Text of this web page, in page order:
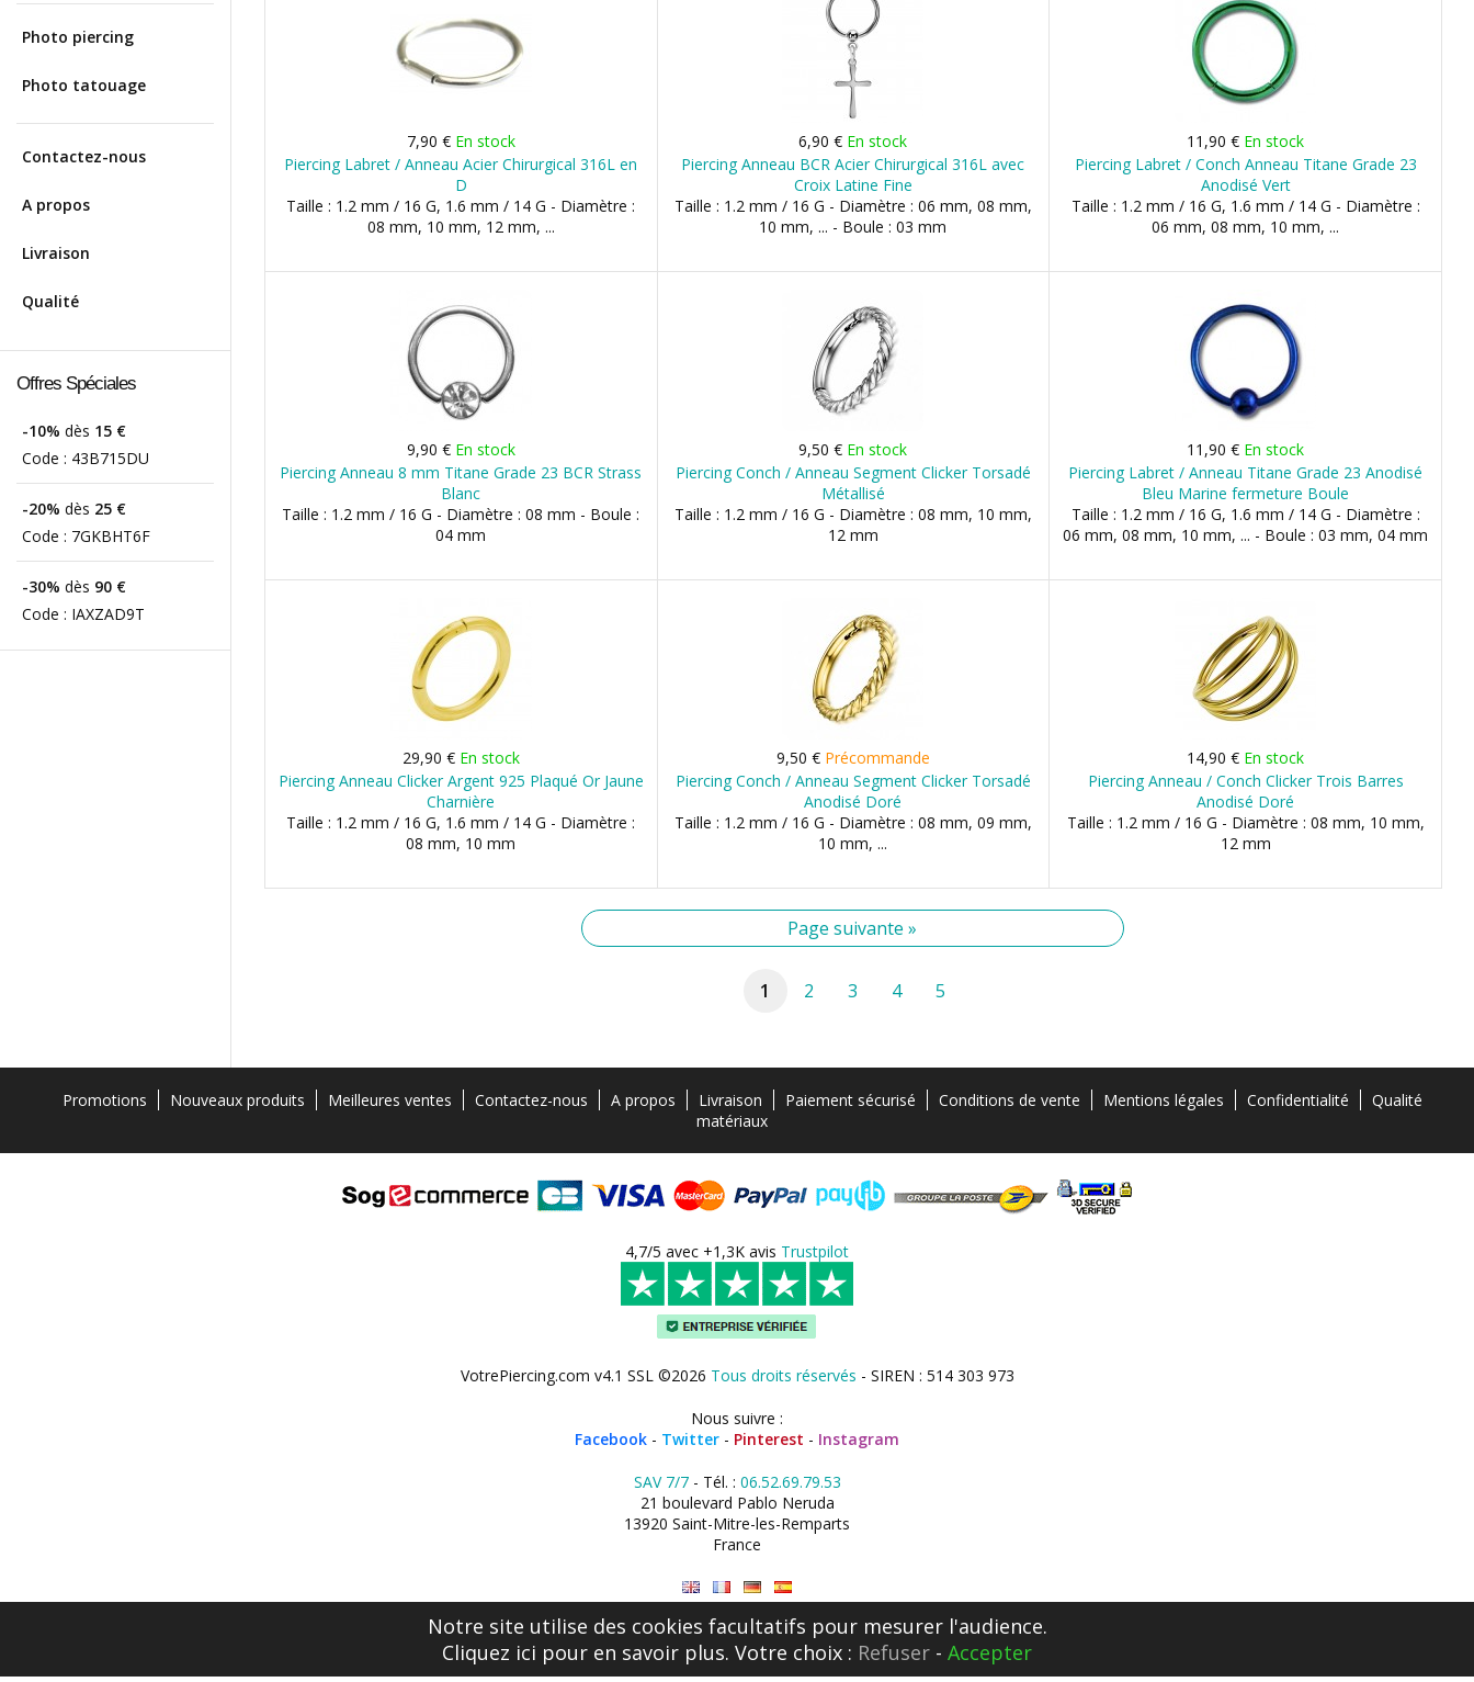
Photo piercing
Photo tatouage
Contactez-nous
A propos
Livraison
Qualité
Offres Spéciales
-10% dès 15 €
Code : 43B715DU
-20% dès 25 €
Code : 7GKBHT6F
-30% dès 90 €
Code : IAXZAD9T
7,90 € En stock
Piercing Labret / Anneau Acier Chirurgical 316L en
D
Taille : 1.2 mm / 16 G, 1.6 mm / 14 G - Diamètre :
08 mm, 10 mm, 12 mm, ...
6,90 € En stock
Piercing Anneau BCR Acier Chirurgical 316L avec
Croix Latine Fine
Taille : 1.2 mm / 16 G - Diamètre : 06 mm, 08 mm,
10 mm, ... - Boule : 03 mm
11,90 € En stock
Piercing Labret / Conch Anneau Titane Grade 23
Anodisé Vert
Taille : 1.2 mm / 16 G, 1.6 mm / 14 G - Diamètre :
06 mm, 08 mm, 10 mm, ...
9,90 € En stock
Piercing Anneau 8 mm Titane Grade 23 BCR Strass
Blanc
Taille : 1.2 mm / 16 G - Diamètre : 08 mm - Boule :
04 mm
9,50 € En stock
Piercing Conch / Anneau Segment Clicker Torsadé
Métallisé
Taille : 1.2 mm / 16 G - Diamètre : 08 mm, 10 mm,
12 mm
11,90 € En stock
Piercing Labret / Anneau Titane Grade 23 Anodisé
Bleu Marine fermeture Boule
Taille : 1.2 mm / 16 G, 1.6 mm / 14 G - Diamètre :
06 mm, 08 mm, 10 mm, ... - Boule : 03 mm, 04 mm
29,90 € En stock
Piercing Anneau Clicker Argent 925 Plaqué Or Jaune
Charnière
Taille : 1.2 mm / 16 G, 1.6 mm / 14 G - Diamètre :
08 mm, 10 mm
9,50 € Précommande
Piercing Conch / Anneau Segment Clicker Torsadé
Anodisé Doré
Taille : 1.2 mm / 16 G - Diamètre : 08 mm, 09 mm,
10 mm, ...
14,90 € En stock
Piercing Anneau / Conch Clicker Trois Barres
Anodisé Doré
Taille : 1.2 mm / 16 G - Diamètre : 08 mm, 10 mm,
12 mm
Page suivante »
1 2 3 4 5
Promotions Nouveaux produits Meilleures ventes Contactez-nous A propos Livraison Paiement sécurisé Conditions de vente Mentions légales Confidentialité
Qualité
matériaux
4,7/5 avec +1,3K avis Trustpilot
VotrePiercing.com v4.1 SSL ©2026 Tous droits réservés - SIREN : 514 303 973
Nous suivre :
Facebook - Twitter - Pinterest - Instagram
SAV 7/7- Tél. : 06.52.69.79.53
21 boulevard Pablo Neruda
13920 Saint-Mitre-les-Remparts
France
Notre site utilise des cookies facultatifs pour mesurer l'audience.
Cliquez ici pour en savoir plus. Votre choix : Refuser - Accepter